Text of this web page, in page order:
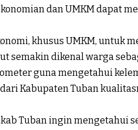
dan UMKM dapat
khusus UMKM, untuk
semakin dikenal warga
guna mengetahui
Kabupaten Tuban
Tuban ingin mengetahui